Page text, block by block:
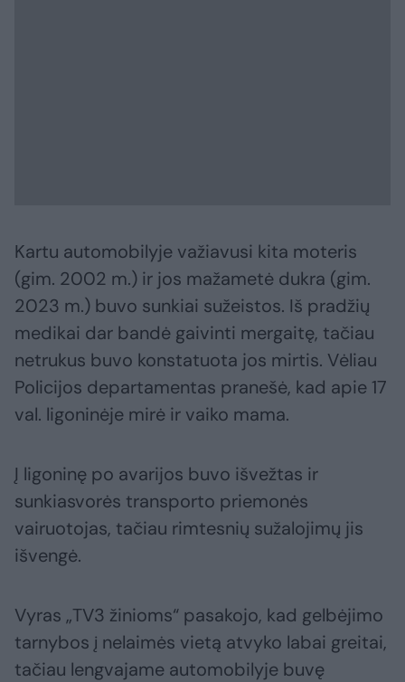
Kartu automobilyje važiavusi kita moteris
(gim. 2002 m.) ir jos mažametė dukra (gim.
2023 m.) buvo sunkiai sužeistos. Iš pradžių
medikai dar bandė gaivinti mergaitę, tačiau
netrukus buvo konstatuota jos mirtis. Vėliau
Policijos departamentas pranešė, kad apie 17
val. ligoninėje mirė ir vaiko mama.
Į ligoninę po avarijos buvo išvežtas ir
sunkiasvorės transporto priemonės
vairuotojas, tačiau rimtesnių sužalojimų jis
išvengė.
Vyras „TV3 žinioms“ pasakojo, kad gelbėjimo
tarnybos į nelaimės vietą atvyko labai greitai,
tačiau lengvajame automobilyje buvę